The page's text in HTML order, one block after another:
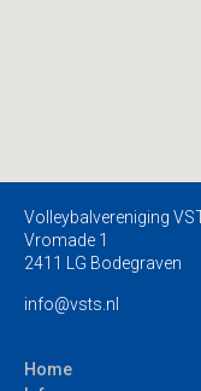
Volleybalvereniging
Vromade 1
2411 LG Bodegraven
info@vsts.nl
Home